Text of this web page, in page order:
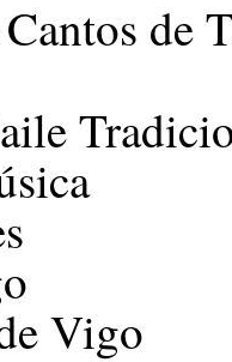
de
Vigo